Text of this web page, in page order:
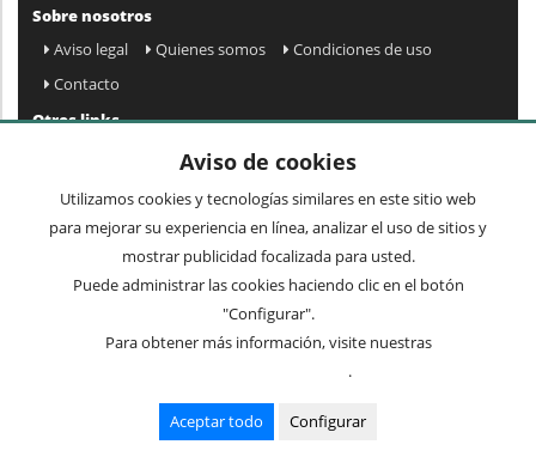
Sobre nosotros
Aviso legal
Quienes somos
Condiciones de uso
Contacto
Otros links
Preguntas frecuentes
Mi cuenta
Condiciones de envío y devolución
Newsletter
Acepto privacidad
Recibidores Lámparas Mueble auxiliar
Cuadros y espejos
Aviso de cookies
Utilizamos cookies y tecnologías similares en este sitio web
para mejorar su experiencia en línea, analizar el uso de sitios y
mostrar publicidad focalizada para usted.
Puede administrar las cookies haciendo clic en el botón
"Configurar".
Para obtener más información, visite nuestras
.
Aceptar todo Configurar